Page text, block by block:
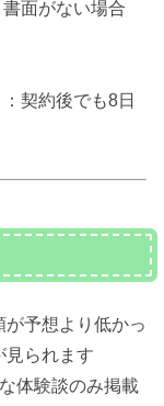
書面がない場合
：契約後でも8日
予想より低かっ
見られます
体験談のみ掲載